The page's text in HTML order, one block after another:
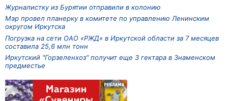
Журналистку из Бурятии отправили в колонию
Мэр провел планерку в комитете по управлению Ленинским
округом Иркутска
Погрузка на сети ОАО «РЖД» в Иркутской области за 7 месяцев
составила 25,6 млн тонн
Иркутский "Горзеленхоз" получит еще 3 гектара в Знаменском
предместье